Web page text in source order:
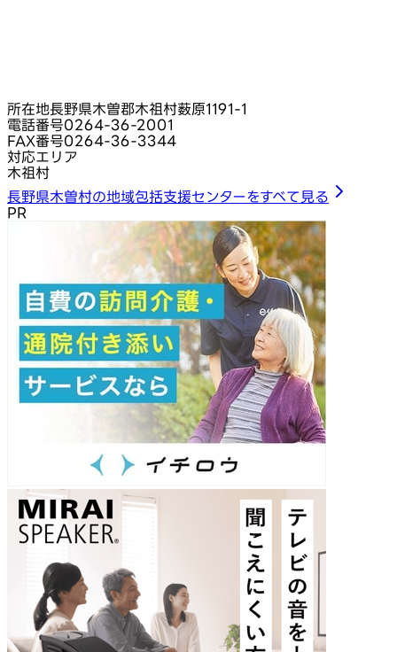
所在地長野県木曽郡木祖村薮原1191-1
電話番号0264-36-2001
FAX番号0264-36-3344
対応エリア
木祖村
長野県木曽村の地域包括支援センターをすべて見る
PR